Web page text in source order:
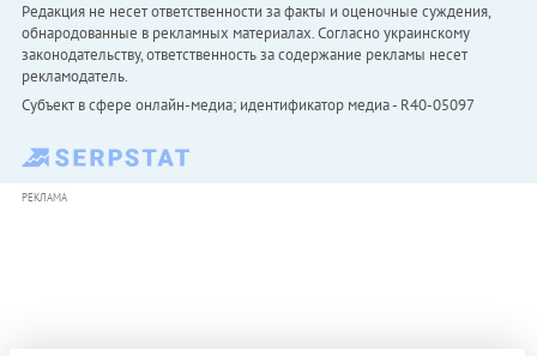
Редакция не несет ответственности за факты и оценочные суждения,
обнародованные в рекламных материалах. Согласно украинскому
законодательству, ответственность за содержание рекламы несет
рекламодатель.
Субъект в сфере онлайн-медиа; идентификатор медиа - R40-05097
РЕКЛАМА